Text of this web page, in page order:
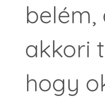
belém,
akkori
hogy